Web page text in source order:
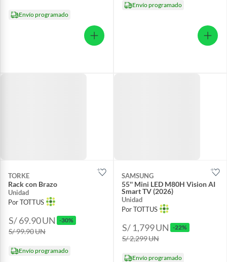
Envío programado
Envío programado
TORKE
Rack con Brazo
Unidad
Por TOTTUS
S/ 69.90UN -30%
S/ 99.90UN
Envío programado
SAMSUNG
55'' Mini LED M80H Vision AI
Smart TV (2026)
Unidad
Por TOTTUS
S/ 1,799UN -22%
S/ 2,299UN
Envío programado